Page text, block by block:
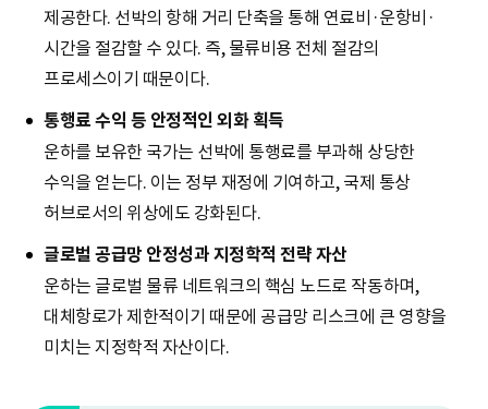
제공한다. 선박의 항해 거리 단축을 통해 연료비·운항비·
시간을 절감할 수 있다. 즉, 물류비용 전체 절감의
프로세스이기 때문이다.
통행료 수익 등 안정적인 외화 획득
운하를 보유한 국가는 선박에 통행료를 부과해 상당한
수익을 얻는다. 이는 정부 재정에 기여하고, 국제 통상
허브로서의 위상에도 강화된다.
글로벌 공급망 안정성과 지정학적 전략 자산
운하는 글로벌 물류 네트워크의 핵심 노드로 작동하며,
대체항로가 제한적이기 때문에 공급망 리스크에 큰 영향을
미치는 지정학적 자산이다.